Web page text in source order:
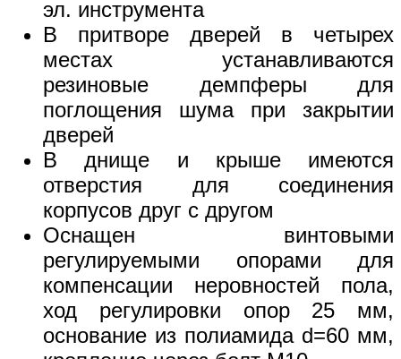
эл. инструмента
В притворе дверей в четырех
местах устанавливаются
резиновые демпферы для
поглощения шума при закрытии
дверей
В днище и крыше имеются
отверстия для соединения
корпусов друг с другом
Оснащен винтовыми
регулируемыми опорами для
компенсации неровностей пола,
ход регулировки опор 25 мм,
основание из полиамида d=60 мм,